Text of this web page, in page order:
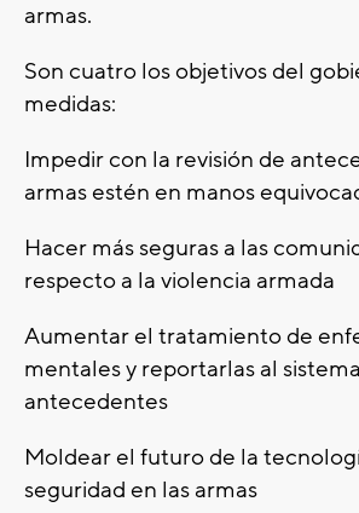
armas.
Son cuatro los objetivos del
medidas:
Impedir con la revisión de
armas estén en manos
Hacer más seguras a las
respecto a la violencia armada
Aumentar el tratamiento de
mentales y reportarlas al
antecedentes
Moldear el futuro de la
seguridad en las armas